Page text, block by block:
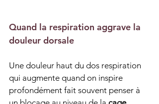
Quand la respiration aggrave la
douleur dorsale
Une douleur haut du dos respiration
qui augmente quand on inspire
profondément fait souvent penser à